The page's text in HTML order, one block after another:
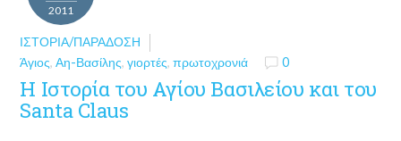
2011
ΙΣΤΟΡΊΑ/ΠΑΡΆΔΟΣΗ
Άγιος,Αη-Βασίλης,γιορτές,πρωτοχρονιά 0
Η Ιστορία του Αγίου Βασιλείου και του
Santa Claus